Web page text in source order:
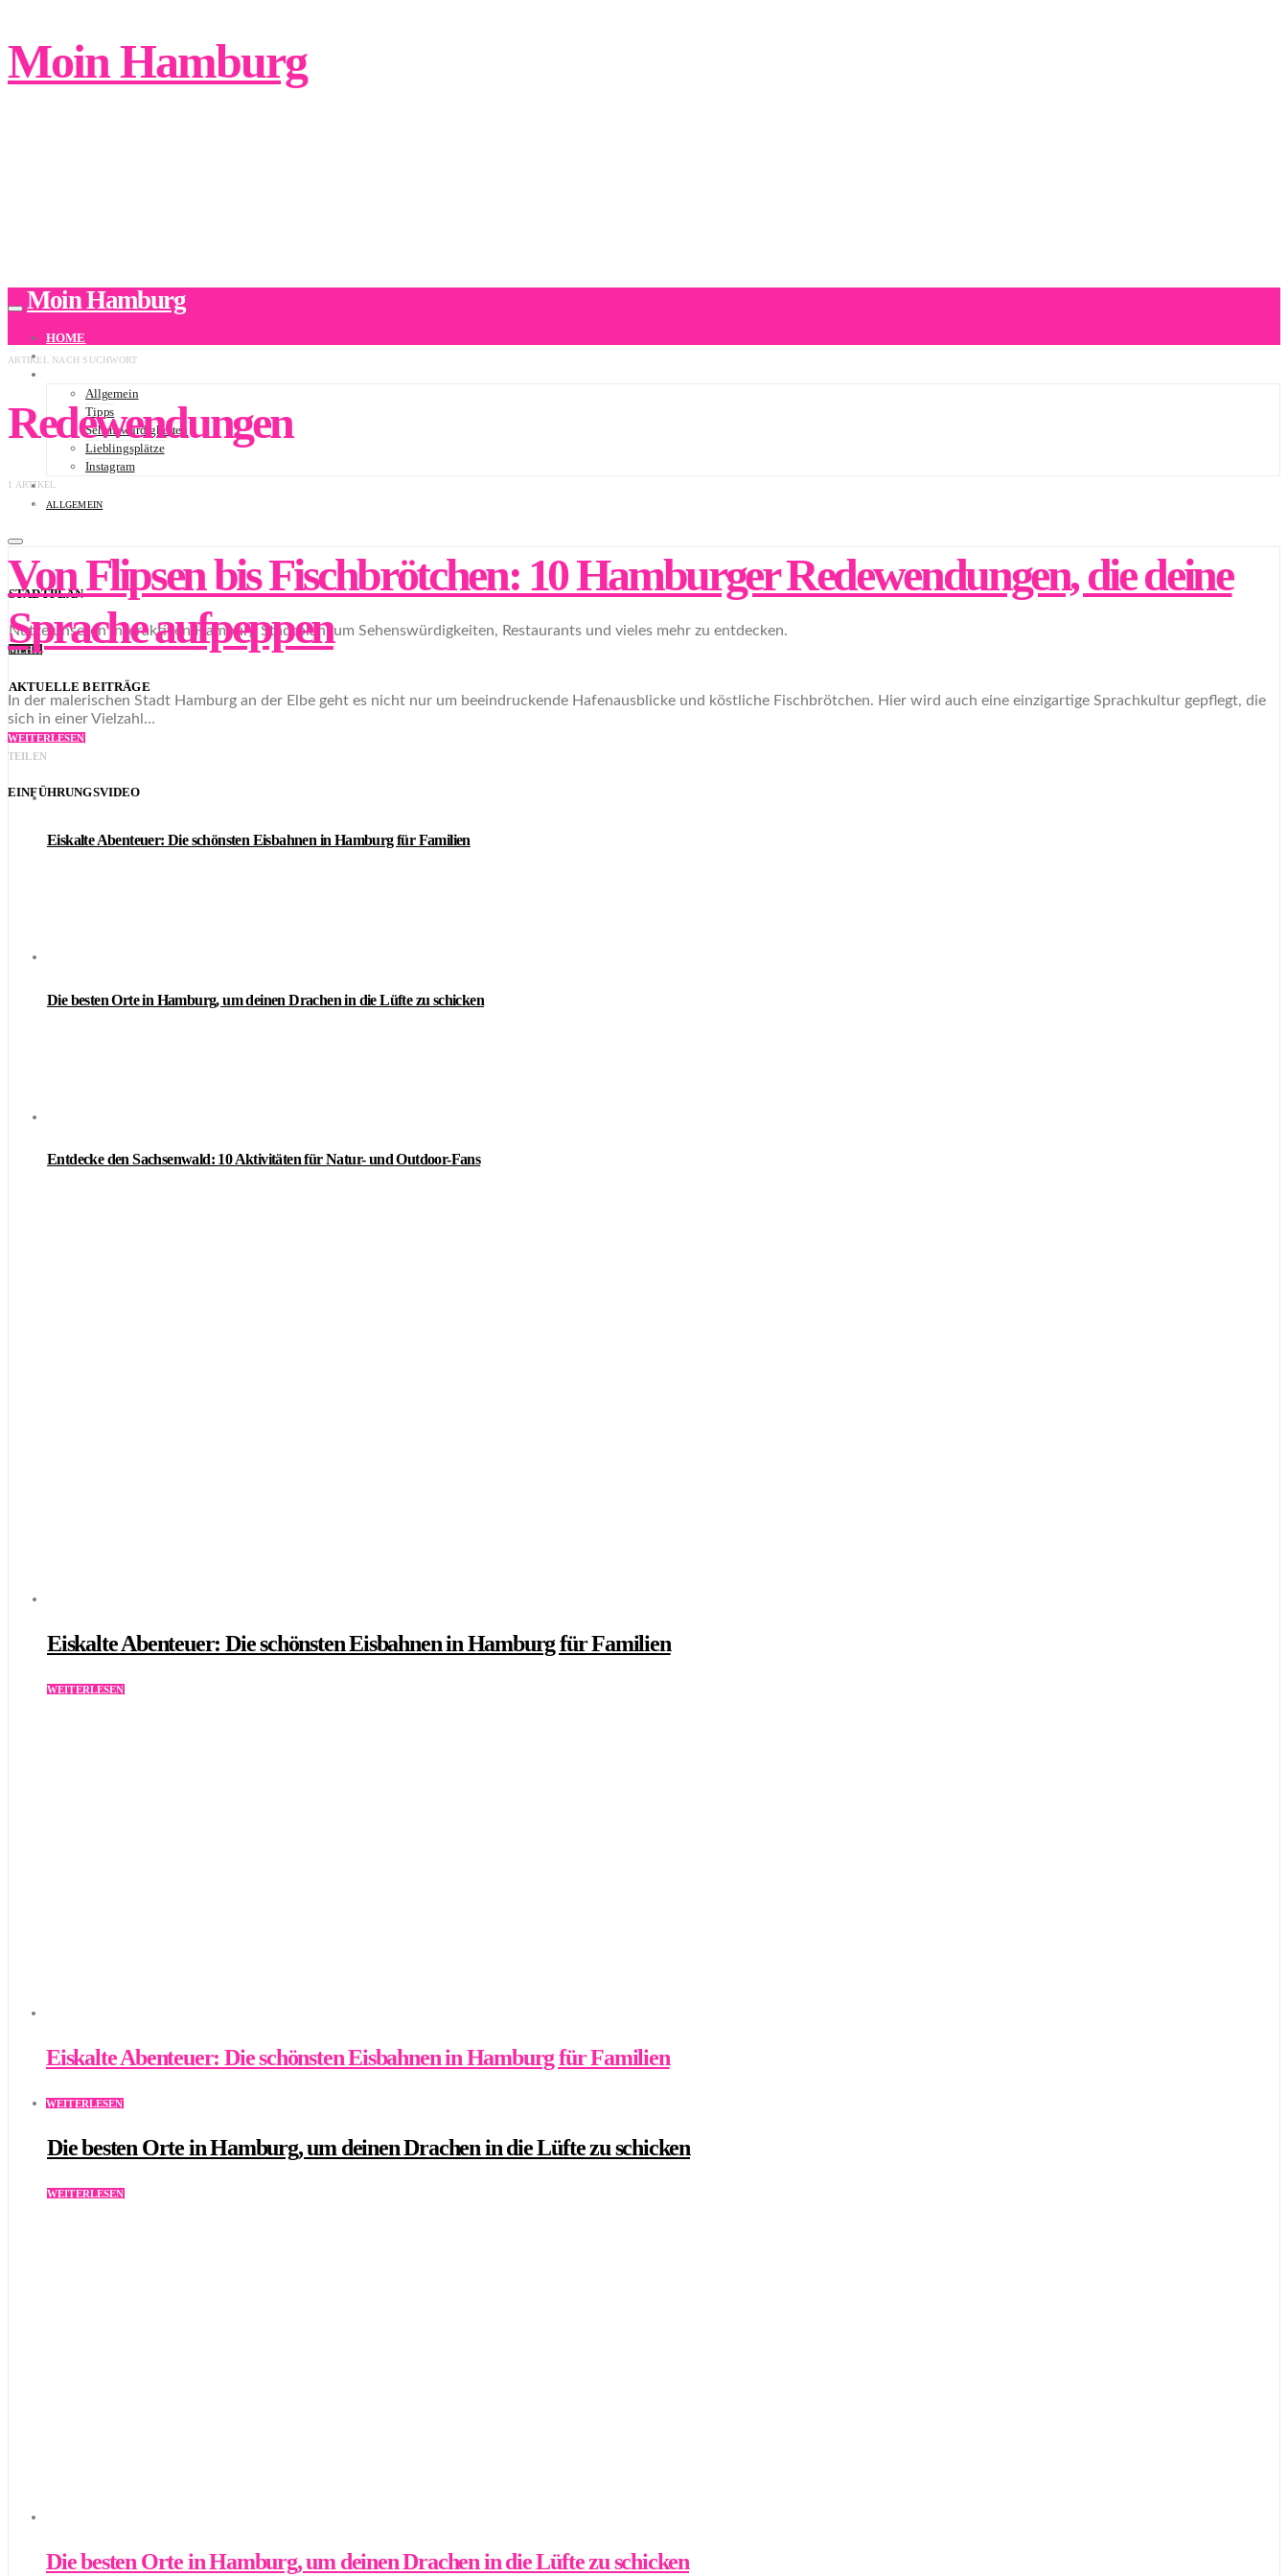
Moin Hamburg
Moin Hamburg
HOME
ÜBER UNS
Allgemein
Tipps
Sehenswürdigkeiten
Lieblingsplätze
Instagram
NEWSLETTER
STADTPLAN
STADTPLAN
Nutze unseren interaktiven Hamburg Stadtplan, um Sehenswürdigkeiten, Restaurants und vieles mehr zu entdecken.
MEHR
AKTUELLE BEITRÄGE
Eiskalte Abenteuer: Die schönsten Eisbahnen in Hamburg für Familien
Die besten Orte in Hamburg, um deinen Drachen in die Lüfte zu schicken
Entdecke den Sachsenwald: 10 Aktivitäten für Natur- und Outdoor-Fans
Eiskalte Abenteuer: Die schönsten Eisbahnen in Hamburg für Familien
WEITERLESEN
Die besten Orte in Hamburg, um deinen Drachen in die Lüfte zu schicken
WEITERLESEN
ARTIKEL NACH SUCHWORT
Redewendungen
1 ARTIKEL
ALLGEMEIN
Von Flipsen bis Fischbrötchen: 10 Hamburger Redewendungen, die deine
Sprache aufpeppen
In der malerischen Stadt Hamburg an der Elbe geht es nicht nur um beeindruckende Hafenausblicke und köstliche Fischbrötchen. Hier wird auch eine einzigartige Sprachkultur gepflegt, die
sich in einer Vielzahl…
WEITERLESEN
TEILEN
EINFÜHRUNGSVIDEO
Eiskalte Abenteuer: Die schönsten Eisbahnen in Hamburg für Familien
WEITERLESEN
Die besten Orte in Hamburg, um deinen Drachen in die Lüfte zu schicken